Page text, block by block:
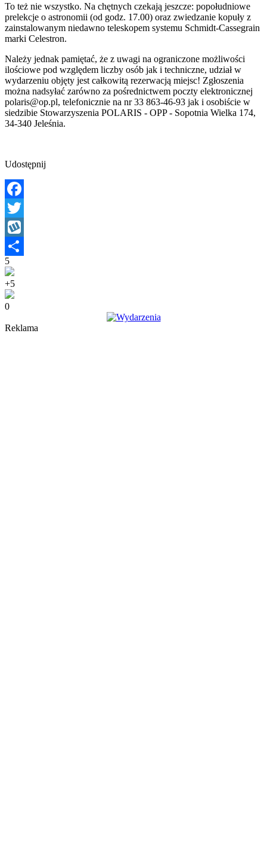
To też nie wszystko. Na chętnych czekają jeszcze: popołudniowe
prelekcje o astronomii (od godz. 17.00) oraz zwiedzanie kopuły z
zainstalowanym niedawno teleskopem systemu Schmidt-Cassegrain
marki Celestron.
Należy jednak pamiętać, że z uwagi na ograniczone możliwości
ilościowe pod względem liczby osób jak i techniczne, udział w
wydarzeniu objęty jest całkowitą rezerwacją miejsc! Zgłoszenia
można nadsyłać zarówno za pośrednictwem poczty elektronicznej
polaris@op.pl, telefonicznie na nr 33 863-46-93 jak i osobiście w
siedzibie Stowarzyszenia POLARIS - OPP - Sopotnia Wielka 174,
34-340 Jeleśnia.
Udostępnij
Facebook
Twitter
Wykop
Share
5
+5
0
Reklama